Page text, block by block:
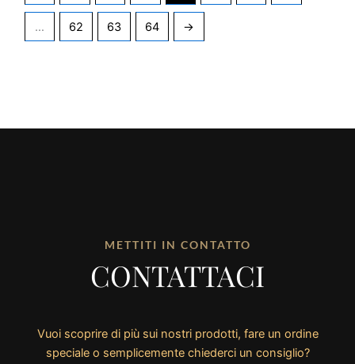
… 62 63 64 →
METTITI IN CONTATTO
CONTATTACI
Vuoi scoprire di più sui nostri prodotti, fare un ordine
speciale o semplicemente chiederci un consiglio?